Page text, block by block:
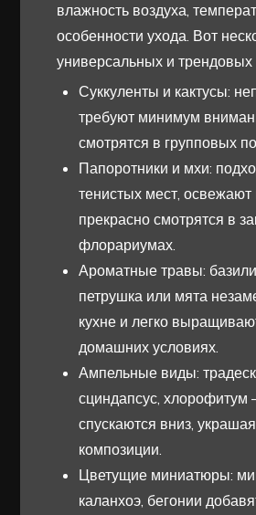
влажность воздуха,
особенности ухода. Вот
универсальных и трендовых
Суккуленты и кактусы:
требуют минимум
смотрятся в групповых
Папоротники и мхи:
тенистых мест, освежают
прекрасно смотрятся в
флорариумах.
Ароматные травы:
петрушка или мята
кухне и легко
домашних условиях.
Ампельные виды:
сциндапсус, хлорофитум
спускаются вниз,
композиции.
Цветущие миниатюры:
каланхоэ, бегонии